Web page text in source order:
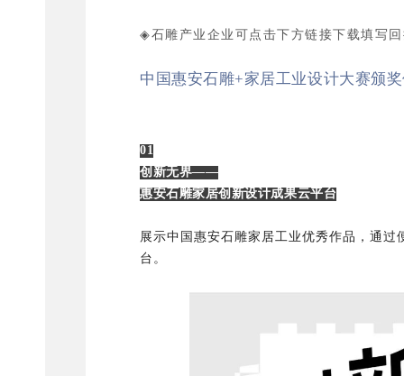
◈石雕产业企业可点击下方链接下载填写
中国惠安石雕+家居工业设计大赛颁
01
创新无界——
惠安石雕家居创新设计成果云平台
展示中国惠安石雕家居工业优秀作品，通
台。